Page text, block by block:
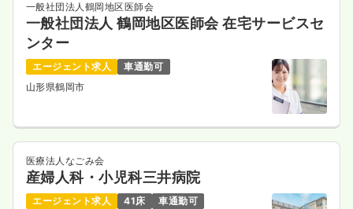
一般社団法人鶴岡地区医師会
一般社団法人 鶴岡地区医師会 在宅サービスセ
ンター
エージェント求人
車通勤可
山形県鶴岡市
医療法人なごみ会
産婦人科・小児科三井病院
エージェント求人 41床 車通勤可